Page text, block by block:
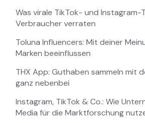
Was virale TikTok- und Instagram-
Verbraucher verraten
Toluna Influencers: Mit deiner
Marken beeinflussen
THX App: Guthaben sammeln mit
ganz nebenbei
Instagram, TikTok & Co.: Wie
Media für die Marktforschung